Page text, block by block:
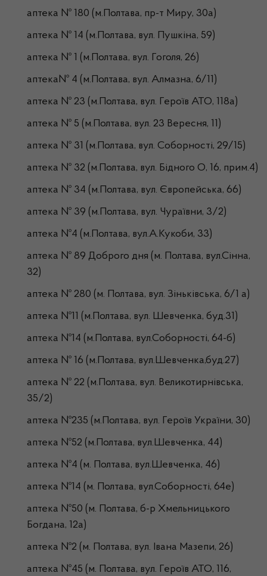
аптека № 180 (м.Полтава, пр-т Миру, 30а)
аптека № 14 (м.Полтава, вул. Пушкіна, 59)
аптека № 1 (м.Полтава, вул. Гоголя, 26)
аптека№ 4 (м.Полтава, вул. Алмазна, 6/11)
аптека № 23 (м.Полтава, вул. Героїв АТО, 118а)
аптека № 5 (м.Полтава, вул. 23 Вересня, 11)
аптека № 31 (м.Полтава, вул. Соборності, 29/15)
аптека № 32 (м.Полтава, вул. Бідного О, 16, прим.4)
аптека № 34 (м.Полтава, вул. Європейська, 66)
аптека № 39 (м.Полтава, вул. Чураївни, 3/2)
аптека №4 (м.Полтава, вул.А.Кукоби, 33)
аптека № 89 Доброго дня (м. Полтава, вул.Сінна,
32)
аптека № 280 (м. Полтава, вул. Зіньківська, 6/1 а)
аптека №11 (м.Полтава, вул. Шевченка, буд.31)
аптека №14 (м.Полтава, вул.Соборності, 64-б)
аптека № 16 (м.Полтава, вул.Шевченка,буд.27)
аптека № 22 (м.Полтава, вул. Великотирнівська,
35/2)
аптека №235 (м.Полтава, вул. Героїв України, 30)
аптека №52 (м.Полтава, вул.Шевченка, 44)
аптека №4 (м. Полтава, вул.Шевченка, 46)
аптека №14 (м. Полтава, вул.Соборності, 64е)
аптека №50 (м. Полтава, б-р Хмельницького
Богдана, 12а)
аптека №2 (м. Полтава, вул. Івана Мазепи, 26)
аптека №45 (м. Полтава, вул. Героїв АТО, 116,